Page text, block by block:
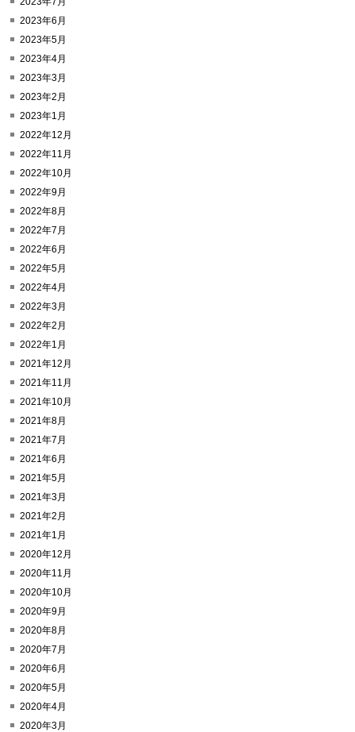
2023年6月
2023年5月
2023年4月
2023年3月
2023年2月
2023年1月
2022年12月
2022年11月
2022年10月
2022年9月
2022年8月
2022年7月
2022年6月
2022年5月
2022年4月
2022年3月
2022年2月
2022年1月
2021年12月
2021年11月
2021年10月
2021年8月
2021年7月
2021年6月
2021年5月
2021年3月
2021年2月
2021年1月
2020年12月
2020年11月
2020年10月
2020年9月
2020年8月
2020年7月
2020年6月
2020年5月
2020年4月
2020年3月